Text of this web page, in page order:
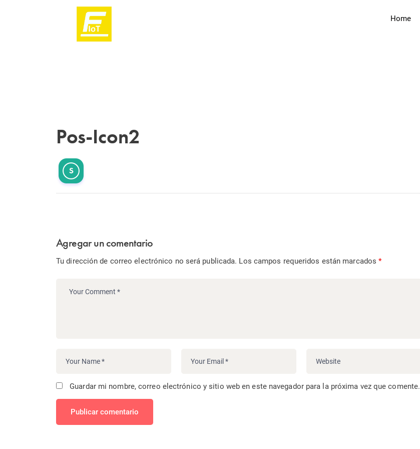
Home
Pos-Icon2
Agregar un comentario
Tu dirección de correo electrónico no será publicada. Los campos requeridos están marcados*
Guardar mi nombre, correo electrónico y sitio web en este navegador para la próxima vez que comente.
Publicar comentario